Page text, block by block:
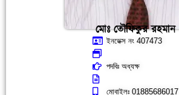
মোঃ তৌফিকুর রহমান
ইনডেক্স নং 407473
পদবিঃ অধ্যক্ষ
মোবাইলঃ 01885686017